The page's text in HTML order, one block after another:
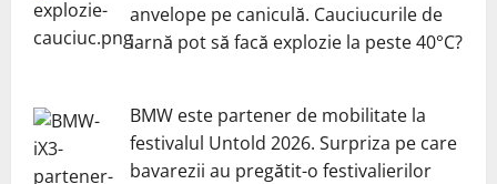
anvelope pe caniculă. Cauciucurile de
iarnă pot să facă explozie la peste 40°C?
BMW este partener de mobilitate la
festivalul Untold 2026. Surpriza pe care
bavarezii au pregătit-o festivalierilor